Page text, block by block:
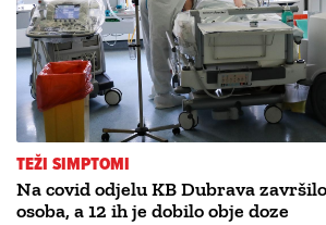
TEŽI SIMPTOMI
Na covid odjelu KB Dubrava
osoba, a 12 ih je dobilo obje doze